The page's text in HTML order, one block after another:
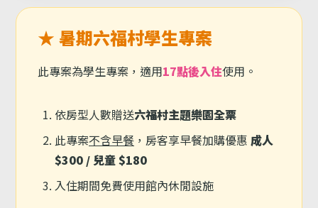
★ 暑期六福村學生專案
此專案為學生專案，適用17點後入住使用。
依房型人數贈送六福村主題樂園全票
此專案不含早餐 ，房客享早餐加購優惠 成人
$300 / 兒童 $180
入住期間免費使用館內休閒設施